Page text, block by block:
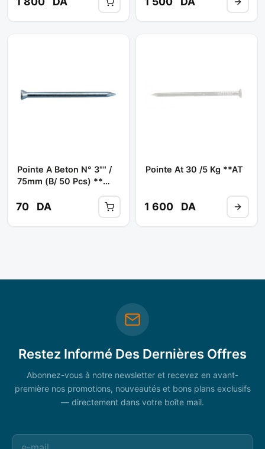
Pointe A Beton N° 3"" /
75mm (b/ 50 Pcs) **
(DISTROUBAT) (TBA)
70 DA
Pointe At 30 /5 Kg **AT
1 600 DA
Restez Informé Des Dernières Offres
Abonnez-vous à notre newsletter et recevez en avant-
première nos promotions, nouveautés et bons plans exclusifs
— directement dans votre boîte mail.